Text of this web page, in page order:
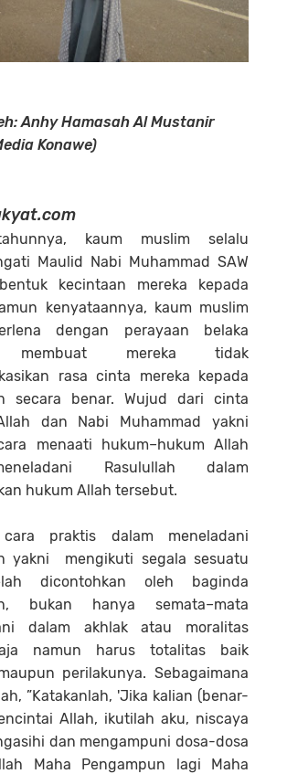
Anhy Hamasah Al Mustanir
Konawe)
kaum muslim selalu
Maulid Nabi Muhammad SAW
kecintaan mereka kepada
kenyataannya, kaum muslim
dengan perayaan belaka
membuat mereka tidak
rasa cinta mereka kepada
secara benar. Wujud dari cinta
dan Nabi Muhammad yakni
menaati hukum–hukum Allah
Rasulullah dalam
hukum Allah tersebut.
praktis dalam meneladani
yakni mengikuti segala sesuatu
dicontohkan oleh baginda
bukan hanya semata–mata
dalam akhlak atau moralitas
namun harus totalitas baik
perilakunya. Sebagaimana
”Katakanlah, 'Jika kalian (benar-
Allah, ikutilah aku, niscaya
dan mengampuni dosa-dosa
Maha Pengampun lagi Maha